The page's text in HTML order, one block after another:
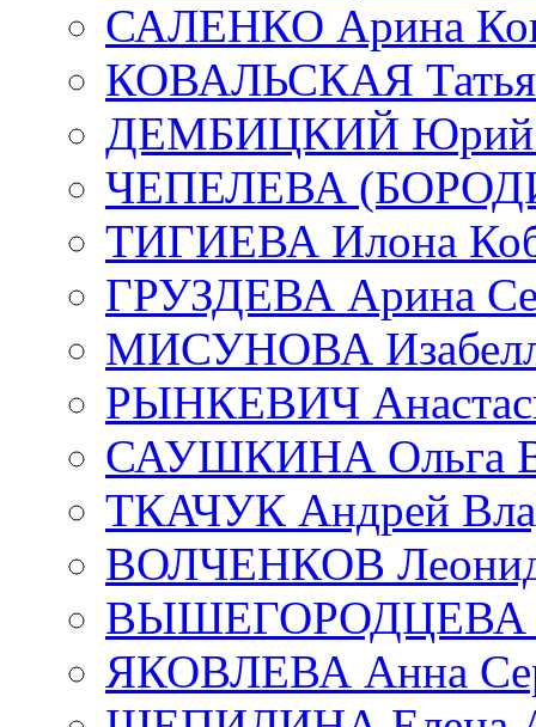
САЛЕНКО Арина
КОВАЛЬСКАЯ
ДЕМБИЦКИЙ Юрий
ЧЕПЕЛЕВА
ТИГИЕВА Илона
ГРУЗДЕВА Арина
МИСУНОВА
РЫНКЕВИЧ
САУШКИНА Ольга
ТКАЧУК Андрей
ВОЛЧЕНКОВ Леонид
ВЫШЕГОРОДЦЕВА
ЯКОВЛЕВА Анна